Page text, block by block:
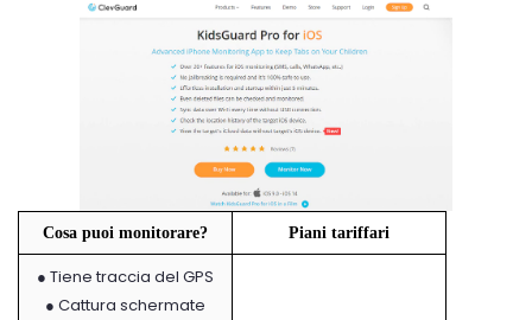
Cosa puoi monitorare? Piani tariffari
● Tiene traccia del GPS
● Cattura schermate